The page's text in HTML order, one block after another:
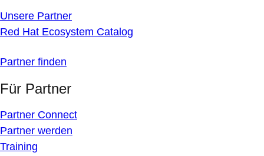
Unsere Partner
Red Hat Ecosystem Catalog
Partner finden
Für Partner
Partner Connect
Partner werden
Training